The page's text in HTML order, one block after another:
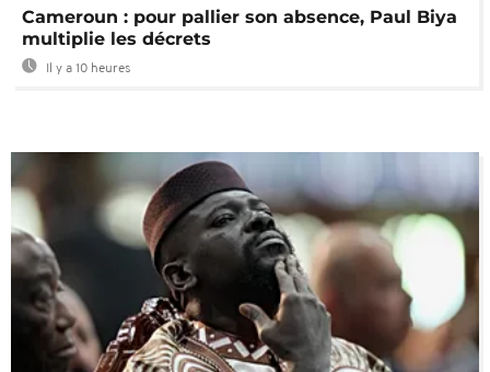
Cameroun : pour pallier son absence, Paul Biya
multiplie les décrets
Il y a 10 heures